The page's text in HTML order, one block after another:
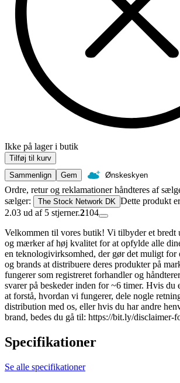
Ikke på lager i butik
Tilføj til kurv
Sammenlign
Gem Ønskeskyen
Ordre, retur og reklamationer håndteres af
sælger:
The Stock Network DK Dette produkt
2.03 ud af 5 stjerner.2104
Velkommen til vores butik! Vi tilbyder et bredt
og mærker af høj kvalitet for at opfylde alle
en teknologivirksomhed, der gør det muligt
og brands at distribuere deres produkter på
fungerer som registreret forhandler og
svarer på beskeder inden for ~6 timer. Hvis du
at forstå, hvordan vi fungerer, dele nogle
distribution med os, eller hvis du har andre
brand, bedes du gå til: https://bit.ly/disclaimer-
Specifikationer
Se alle specifikationer